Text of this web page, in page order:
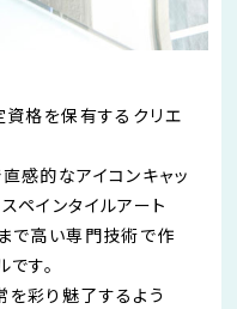
資格を保有するクリエ
感的なアイコンキャッ
ペインタイルアート
で高い専門技術で作
す。
を彩り魅了するよう